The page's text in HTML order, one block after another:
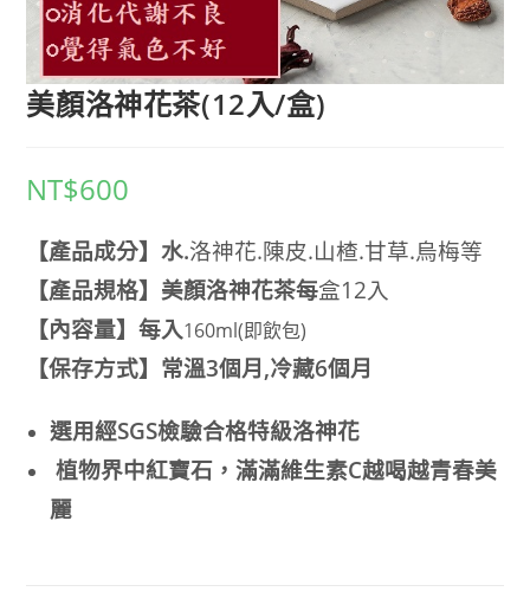
美顏洛神花茶(12入/盒)
NT$600
【產品成分】水.洛神花.陳皮.山楂.甘草.烏梅等
【產品規格】 美顏洛神花茶每盒12入
【內容量】每入160ml(即飲包)
【保存方式】常溫3個月,冷藏6個月
選用經SGS檢驗合格特級洛神花
植物界中紅寶石，滿滿維生素C越喝越青春美
麗